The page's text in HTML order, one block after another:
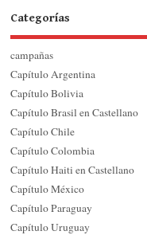
Categorías
campañas
Capítulo Argentina
Capítulo Bolivia
Capítulo Brasil en Castellano
Capítulo Chile
Capítulo Colombia
Capítulo Haiti en Castellano
Capítulo México
Capítulo Paraguay
Capítulo Uruguay